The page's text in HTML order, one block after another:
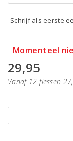
Schrijf als eerste
Momenteel
29,95
Vanaf 12 flessen